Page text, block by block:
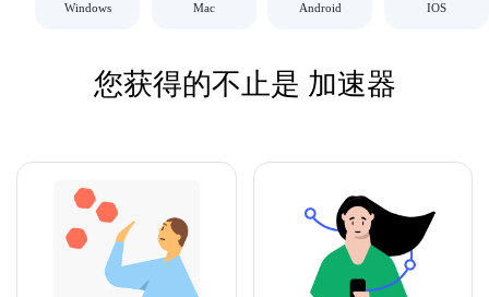
Windows Mac Android IOS
您获得的不止是 加速器